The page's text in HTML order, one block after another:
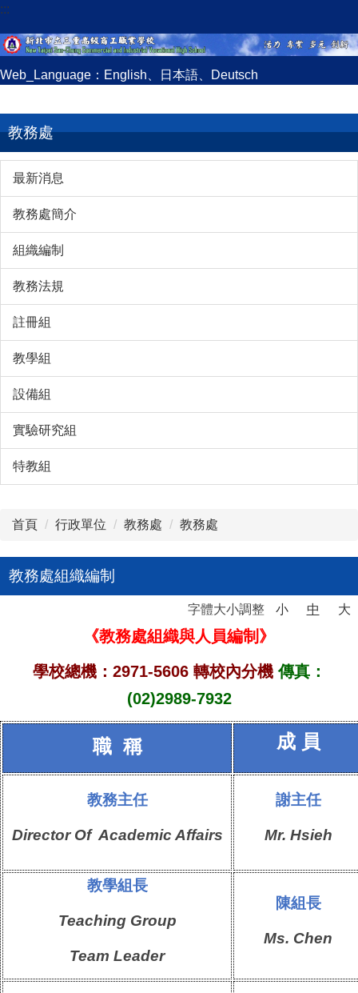
跳
到
主
要
內
區
:::
Web_Language： English 日本語 Deutsch
教務處
最新消息
教務處簡介
組織編制
教務法規
註冊組
教學組
設備組
實驗研究組
特教組
首頁 行政單位 教務處 教務處
教務處組織編制
字體大小調整 小 中 大
《教務處組織與人員編制》
學校總機：2971-5606 轉校內分機 傳真：
(02)2989-7932
職 稱 成 員
教務主任
Director Of Academic Affairs
謝主任
Mr. Hsieh
教學組長
Teaching Group
Team Leader
陳組長
Ms. Chen